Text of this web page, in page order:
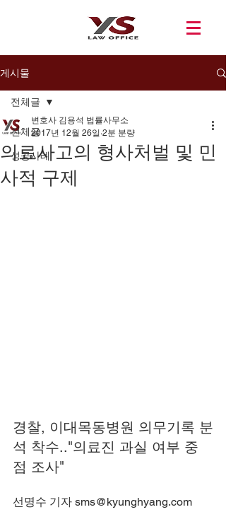
게시물
전체글
성공사례
전체글
의료사고의 형사처벌 및 민
사적 구제
변호사 김용석 법률사무소
2017년 12월 26일 2분 분량
경찰, 이대목동병원 의무기록 분
석 착수.."의료진 과실 여부 중
점 조사"
선명수 기자 sms@kyunghyang.com